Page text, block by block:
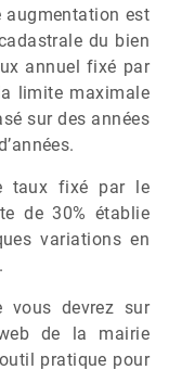
augmentation est
du bien
annuel fixé par
limite maximale
sur des années
taux fixé par le
de 30% établie
variations en
vous devrez sur
de la mairie
pratique pour